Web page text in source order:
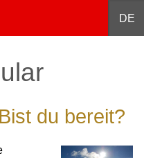
中文
DE
du bereit?